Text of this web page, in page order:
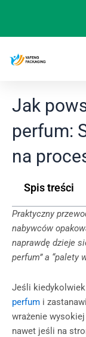
treści
Jak
perfum:
na
Spis treści
Praktyczny
nabywców
naprawdę dzieje
perfum” a “palety
Jeśli kiedykolwiek
perfum i
wrażenie
nawet jeśli na